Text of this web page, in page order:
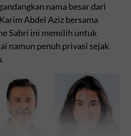
nama besar dari
Abdel Aziz bersama
Sabri ini memilih untuk
namun penuh privasi sejak